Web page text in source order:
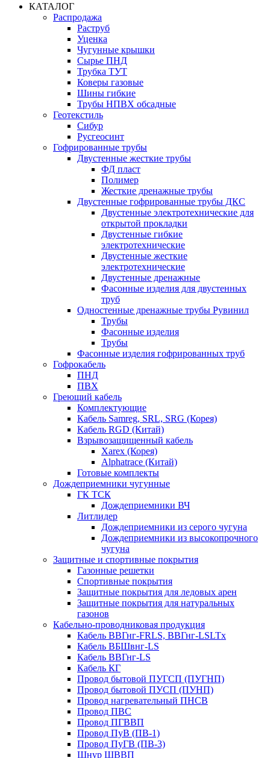
КАТАЛОГ
Распродажа
Раструб
Уценка
Чугунные крышки
Сырье ПНД
Трубка ТУТ
Коверы газовые
Шины гибкие
Трубы НПВХ обсадные
Геотекстиль
Сибур
Русгеосинт
Гофрированные трубы
Двустенные жесткие трубы
ФД пласт
Полимер
Жесткие дренажные трубы
Двустенные гофрированные трубы ДКС
Двустенные электротехнические для
открытой прокладки
Двустенные гибкие
электротехнические
Двустенные жесткие
электротехнические
Двустенные дренажные
Фасонные изделия для двустенных
труб
Одностенные дренажные трубы Рувинил
Трубы
Фасонные изделия
Трубы
Фасонные изделия гофрированных труб
Гофрокабель
ПНД
ПВХ
Греющий кабель
Комплектующие
Кабель Samreg, SRL, SRG (Корея)
Кабель RGD (Китай)
Взрывозащищенный кабель
Xarex (Корея)
Alphatrace (Китай)
Готовые комплекты
Дождеприемники чугунные
ГК ТСК
Дождеприемники ВЧ
Литлидер
Дождеприемники из серого чугуна
Дождеприемники из высокопрочного
чугуна
Защитные и спортивные покрытия
Газонные решетки
Спортивные покрытия
Защитные покрытия для ледовых арен
Защитные покрытия для натуральных
газонов
Кабельно-проводниковая продукция
Кабель ВВГнг-FRLS, ВВГнг-LSLTx
Кабель ВБШвнг-LS
Кабель ВВГнг-LS
Кабель КГ
Провод бытовой ПУГСП (ПУГНП)
Провод бытовой ПУСП (ПУНП)
Провод нагревательный ПНСВ
Провод ПВС
Провод ПГВВП
Провод ПуВ (ПВ-1)
Провод ПуГВ (ПВ-3)
Шнур ШВВП